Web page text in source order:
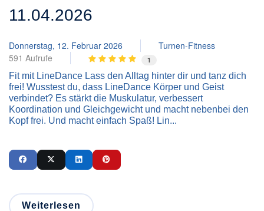
11.04.2026
Donnerstag, 12. Februar 2026
Turnen-Fitness
591 Aufrufe
1
Fit mit LineDance Lass den Alltag hinter dir und tanz dich
frei! Wusstest du, dass LineDance Körper und Geist
verbindet? Es stärkt die Muskulatur, verbessert
Koordination und Gleichgewicht und macht nebenbei den
Kopf frei. Und macht einfach Spaß! Lin...
Weiterlesen